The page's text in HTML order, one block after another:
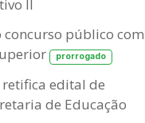
II
concurso público com
prorrogado
edital de
de Educação